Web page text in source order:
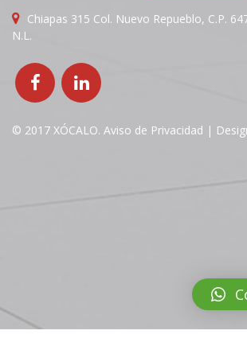
Chiapas 315 Col. Nuevo Repueblo, C.P.
N.L.
© 2017 XÓCALO. Aviso de Privacidad |